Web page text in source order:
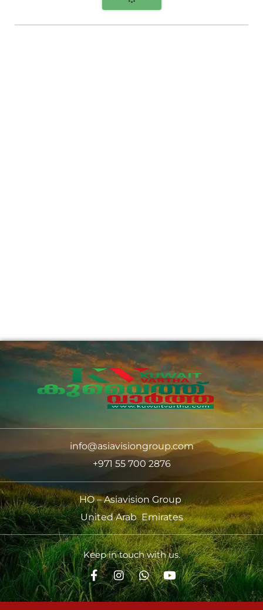
info@asiavisiongroup.com
+971 55 700 2876
HO – Asiavision Group
United Arab Emirates
Keep in touch with us.